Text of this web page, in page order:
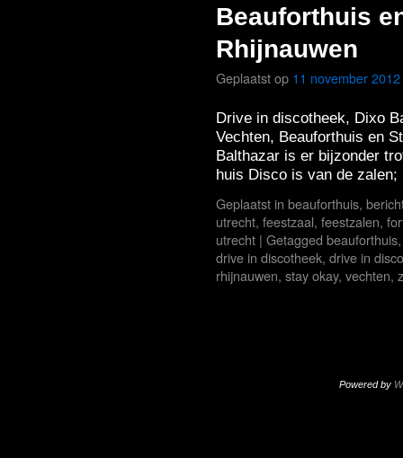
Beauforthuis
Rhijnauwen
Geplaatst op 11 november 2012
Drive in discotheek, Dixo
Vechten, Beauforthuis en
Balthazar is er bijzonder
huis Disco is van de
Geplaatst in beauforthuis,
utrecht, feestzaal, feestzalen,
utrecht | Getagged beauforthuis
drive in discotheek, drive in
rhijnauwen, stay okay, vechten,
Powered by